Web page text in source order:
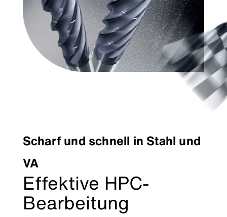
Scharf und schnell in Stahl und
VA
Effektive HPC-
Bearbeitung